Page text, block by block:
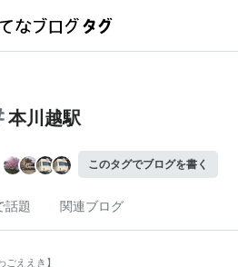
本川越駅
このタグでブログを書く
話題 関連ブログ
ごええき 】